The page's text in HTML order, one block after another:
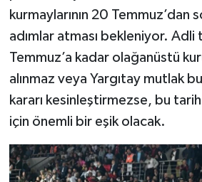
kurmaylarının 20 Temmuz’dan
adımlar atması bekleniyor. Adli
Temmuz’a kadar olağanüstü
alınmaz veya Yargıtay mutlak
kararı kesinleştirmezse, bu
için önemli bir eşik olacak.